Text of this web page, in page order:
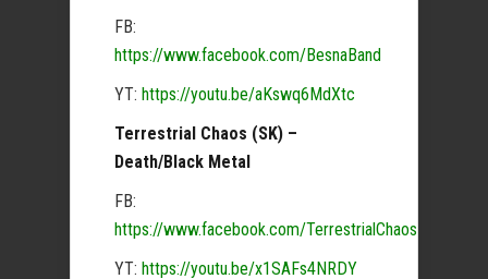
FB:
https://www.facebook.com/BesnaBand
YT: https://youtu.be/aKswq6MdXtc
Terrestrial Chaos (SK) –
Death/Black Metal
FB:
https://www.facebook.com/TerrestrialChaos
YT: https://youtu.be/x1SAFs4NRDY